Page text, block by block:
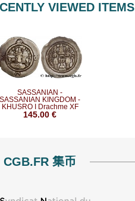
VIEWED ITEMS
SASSANIAN -
SASSANIAN KINGDOM -
KHUSRO I Drachme XF
145.00 €
CGB.FR 集币